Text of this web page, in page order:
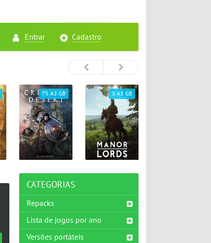
Entrar Cadastro
75.42 GB 5.45 GB
CATEGORIAS
Repacks
Lista de jogos por ano
Versões portáteis